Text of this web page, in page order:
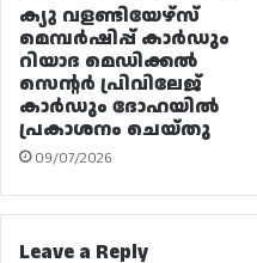
ക്യു വളണ്ടിയേഴ്‌സ്
മെമ്പർഷിപ്പ് കാർഡും
റിയാദ മെഡിക്കൽ
സെന്റർ പ്രിവിലേജ്
കാർഡും ദോഹയിൽ
പ്രകാശനം ചെയ്തു
09/07/2026
Leave a Reply